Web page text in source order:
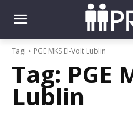
Tagi PGE MKS El-Volt Lublin
Tag: PGE
Lublin